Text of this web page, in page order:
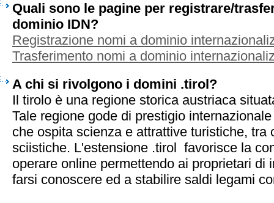
Quali sono le pagine per registrare/
dominio IDN?
Registrazione nomi a dominio
Trasferimento nomi a dominio
A chi si rivolgono i domini .tirol?
Il tirolo è una regione storica austriaca
Tale regione gode di prestigio
che ospita scienza e attrattive turistiche, tra
sciistiche. L'estensione .tirol favorisce la
operare online permettendo ai proprietari di
farsi conoscere ed a stabilire saldi legami